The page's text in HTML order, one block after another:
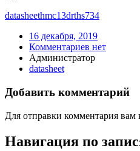
datasheethmc13drths734
16 декабря, 2019
Комментариев нет
Администратор
datasheet
Добавить комментарий
Для отправки комментария вам
Навигация по